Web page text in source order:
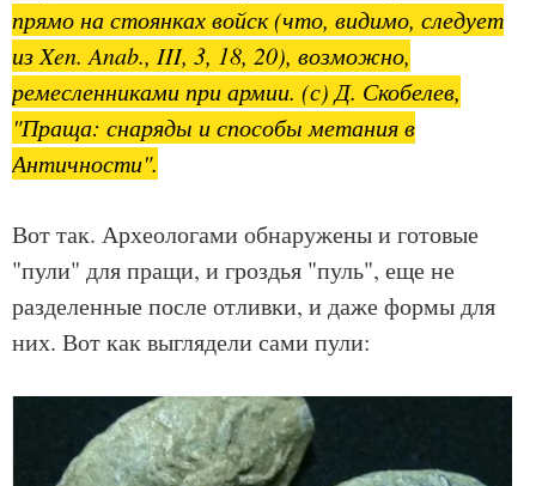
прямо на стоянках войск (что, видимо, следует
из Xen. Anab., III, 3, 18, 20), возможно,
ремесленниками при армии. (с) Д. Скобелев,
"Праща: снаряды и способы метания в
Античности".
Вот так. Археологами обнаружены и готовые
"пули" для пращи, и гроздья "пуль", еще не
разделенные после отливки, и даже формы для
них. Вот как выглядели сами пули: